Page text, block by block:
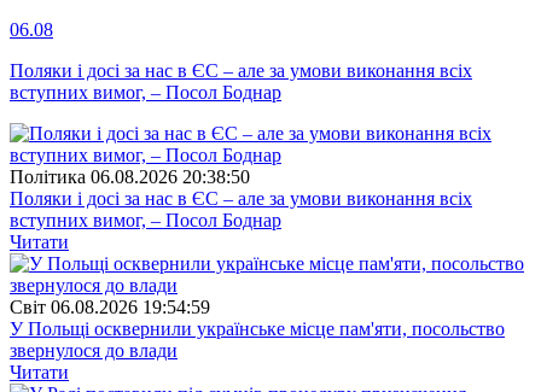
06.08
Поляки і досі за нас в ЄС – але за умови виконання всіх
вступних вимог, – Посол Боднар
Полiтика 06.08.2026 20:38:50
Поляки і досі за нас в ЄС – але за умови виконання всіх
вступних вимог, – Посол Боднар
Читати
Свiт 06.08.2026 19:54:59
У Польщі осквернили українське місце пам'яти, посольство
звернулося до влади
Читати